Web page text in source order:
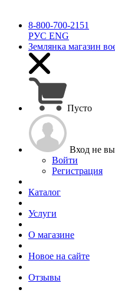
8-800-700-2151
РУС ENG
Землянка магазин
Пусто
Вход не
Войти
Регистрация
Каталог
Услуги
О магазине
Новое на сайте
Отзывы